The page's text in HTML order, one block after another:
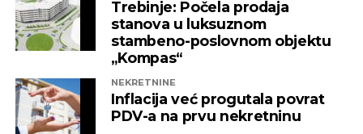
pravnog osnova. Baš zbog toga pozivamo sve
nadležne institucije da što prije pronađu
adekvatno rješenje kako ni jedna druga
domaća kompanija u budućnosti ne bi bila
izložena nezabilježenoj diskriminaciji”
saopšteno je iz “Invictusa”.
Trebinje: Počela prodaja
stanova u luksuznom
stambeno-poslovnom objektu
„Kompas“
NEKRETNINE
Inflacija već progutala povrat
PDV-a na prvu nekretninu